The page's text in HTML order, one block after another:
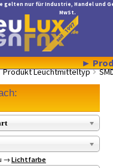
gelten nur für Industrie, Handel und
MwSt.
►
Produkt Leuchtmitteltyp
→Lichtfarbe